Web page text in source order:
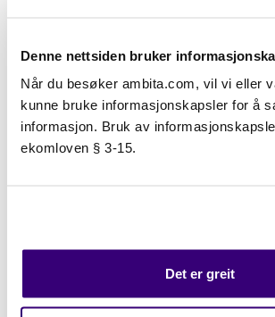
Denne nettsiden bruker
Når du besøker ambita.com, vil vi eller
kunne bruke informasjonskapsler for å
informasjon. Bruk av
ekomloven § 3-15.
Det er greit